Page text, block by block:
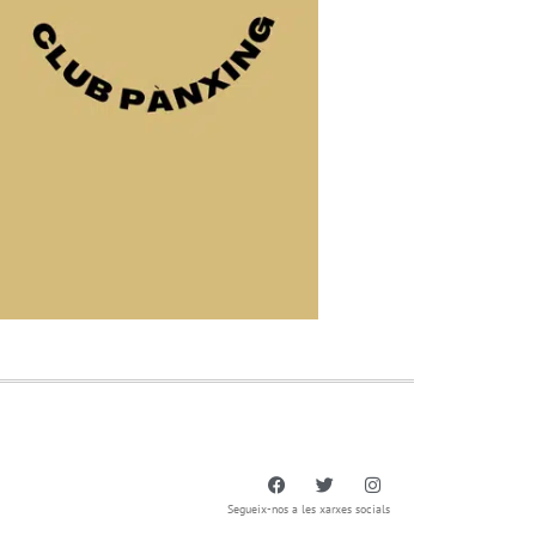
Segueix-nos a les xarxes socials